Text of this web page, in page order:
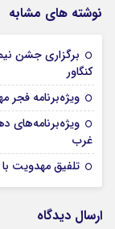
نوشته های مشابه
برگزاری جشن
کنگاور
ویژه‌برنامه‌ فجر
غرب
تلفیق مهدویت
ارسال دیدگاه